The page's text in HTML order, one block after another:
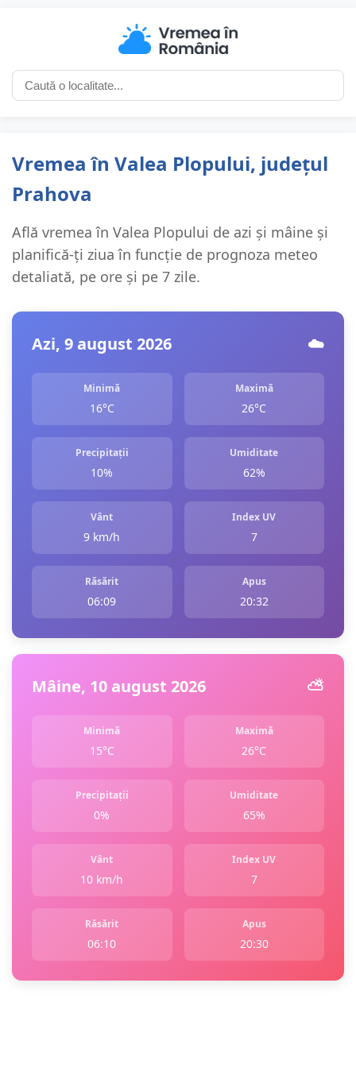
Vremea în Valea Plopului, județul
Prahova
Află vremea în Valea Plopului de azi și mâine și
planifică-ți ziua în funcție de prognoza meteo
detaliată, pe ore și pe 7 zile.
Azi, 9 august 2026 ☁️
Minimă
16°C
Maximă
26°C
Precipitații
10%
Umiditate
62%
Vânt
9 km/h
Index UV
7
Răsărit
06:09
Apus
20:32
Mâine, 10 august 2026 ⛅️
Minimă
15°C
Maximă
26°C
Precipitații
0%
Umiditate
65%
Vânt
10 km/h
Index UV
7
Răsărit
06:10
Apus
20:30